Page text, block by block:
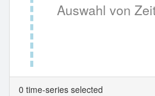
Auswahl von
0 time-series selected